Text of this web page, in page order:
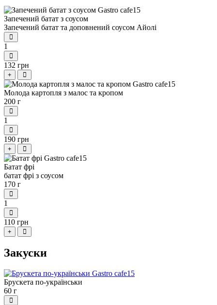
Запечений батат з соусом
Запечений батат та доповнений соусом Айолі
1
132 грн
+
Молода картопля з малос та кропом
200 г
1
190 грн
+
Батат фрі
батат фрі з соусом
170 г
1
110 грн
+
Закуски
Брускета по-українськи
60 г